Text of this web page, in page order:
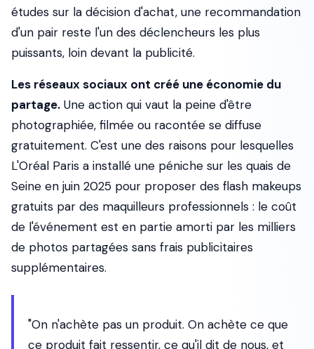
études sur la décision d'achat, une recommandation
d'un pair reste l'un des déclencheurs les plus
puissants, loin devant la publicité.
Les réseaux sociaux ont créé une économie du
partage. Une action qui vaut la peine d'être
photographiée, filmée ou racontée se diffuse
gratuitement. C'est une des raisons pour lesquelles
L'Oréal Paris a installé une péniche sur les quais de
Seine en juin 2025 pour proposer des flash makeups
gratuits par des maquilleurs professionnels : le coût
de l'événement est en partie amorti par les milliers
de photos partagées sans frais publicitaires
supplémentaires.
"On n'achète pas un produit. On achète ce que
ce produit fait ressentir, ce qu'il dit de nous, et